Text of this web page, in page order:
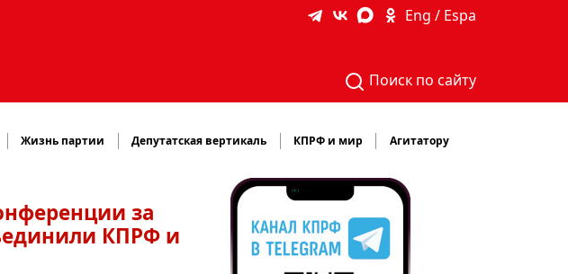
Eng / Espa
Поиск по сайту
Жизнь партии Депутатская вертикаль КПРФ и мир Агитатору
за
КПРФ и